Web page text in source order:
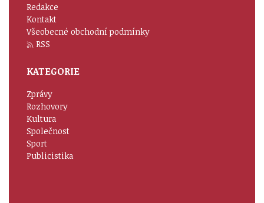
Redakce
Kontakt
Všeobecné obchodní podmínky
RSS
KATEGORIE
Zprávy
Rozhovory
Kultura
Společnost
Sport
Publicistika